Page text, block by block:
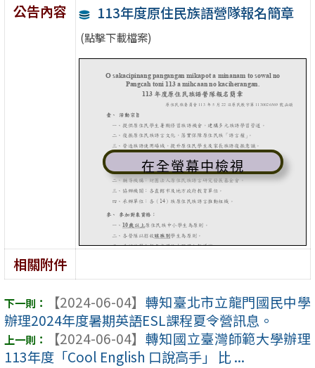
公告內容
113年度原住民族語營隊報名簡章
(點擊下載檔案)
在全螢幕中檢視
相關附件
【2024-06-04】 轉知臺北市立龍門國民中學
辦理2024年度暑期英語ESL課程夏令營訊息。
【2024-06-04】 轉知國立臺灣師範大學辦理
113年度「Cool English 口說高手」 比 ...